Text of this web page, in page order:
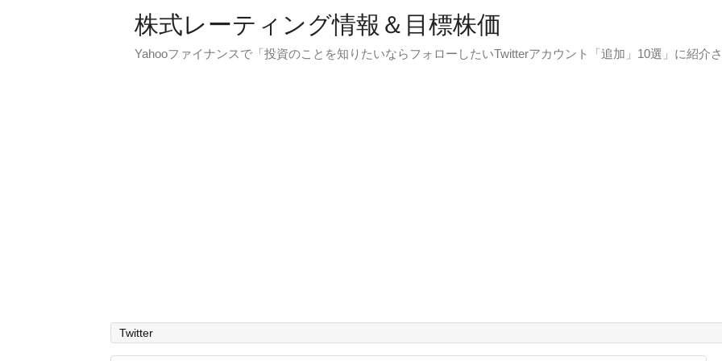
株式レーティング情報＆目標株価
Yahooファイナンスで「投資のことを知りたいならフォローしたいTwitterアカウント「追加」10選」に紹介
Twitter